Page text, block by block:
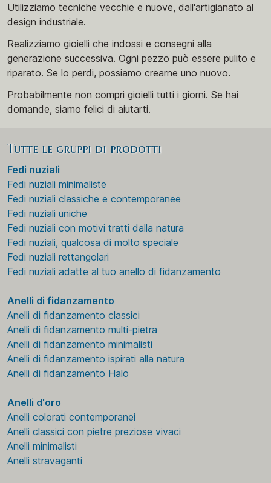
Utilizziamo tecniche vecchie e nuove, dall'artigianato al
design industriale.
Realizziamo gioielli che indossi e consegni alla
generazione successiva. Ogni pezzo può essere pulito e
riparato. Se lo perdi, possiamo crearne uno nuovo.
Probabilmente non compri gioielli tutti i giorni. Se hai
domande, siamo felici di aiutarti.
Tutte le gruppi di prodotti
Fedi nuziali
Fedi nuziali minimaliste
Fedi nuziali classiche e contemporanee
Fedi nuziali uniche
Fedi nuziali con motivi tratti dalla natura
Fedi nuziali, qualcosa di molto speciale
Fedi nuziali rettangolari
Fedi nuziali adatte al tuo anello di fidanzamento
Anelli di fidanzamento
Anelli di fidanzamento classici
Anelli di fidanzamento multi-pietra
Anelli di fidanzamento minimalisti
Anelli di fidanzamento ispirati alla natura
Anelli di fidanzamento Halo
Anelli d'oro
Anelli colorati contemporanei
Anelli classici con pietre preziose vivaci
Anelli minimalisti
Anelli stravaganti